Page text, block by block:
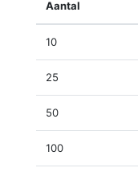
Aantal
10
25
50
100